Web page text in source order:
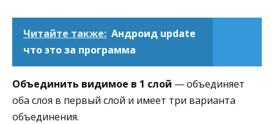
Читайте также: Андроид update
что это за программа
Объединить видимое в 1 слой — объединяет
оба слоя в первый слой и имеет три варианта
объединения.